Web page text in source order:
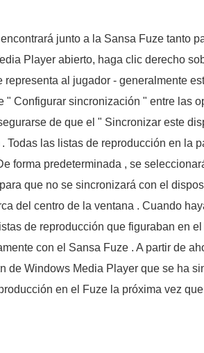
junto a la Sansa Fuze tanto
Player abierto, haga clic derecho
al jugador - generalmente
" Configurar sincronización " entre las
de que el " Sincronizar este
Todas las listas de reproducción en la
forma predeterminada , se
que no se sincronizará con el
del centro de la ventana . Cuando
de reproducción que figuraban en
con el Sansa Fuze . A partir de
de Windows Media Player que se ha
en el Fuze la próxima vez